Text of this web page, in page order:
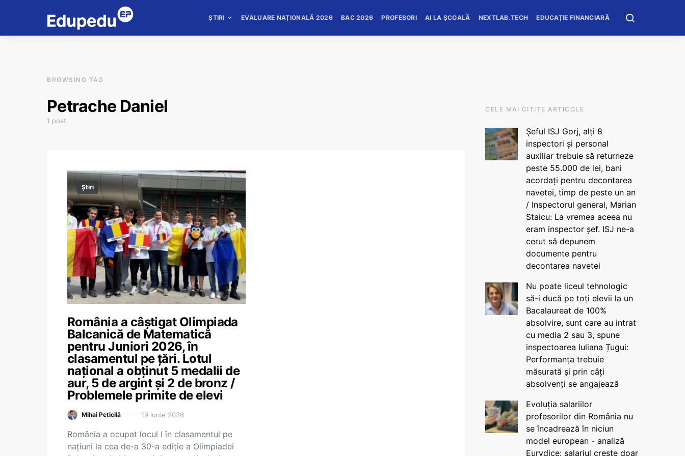
ȘTIRI EVALUARE NAȚIONALĂ 2026 BAC 2026 PROFESORI AI LA ȘCOALĂ NEXTLAB.TECH EDUCAȚIE FINANCIARĂ
BROWSING TAG
Petrache Daniel
1 post
Știri
România a câștigat Olimpiada
Balcanică de Matematică
pentru Juniori 2026, în
clasamentul pe țări. Lotul
național a obținut 5 medalii de
aur, 5 de argint și 2 de bronz /
Problemele primite de elevi
Mihai Peticilă 19 iunie 2026
România a ocupat locul I în clasamentul pe
națiuni la cea de-a 30-a ediție a Olimpiadei
CELE MAI CITITE ARTICOLE
Șeful ISJ Gorj, alți 8
inspectori și personal
auxiliar trebuie să returneze
peste 55.000 de lei, bani
acordați pentru decontarea
navetei, timp de peste un an
/ Inspectorul general, Marian
Staicu: La vremea aceea nu
eram inspector șef. ISJ ne-a
cerut să depunem
documente pentru
decontarea navetei
Nu poate liceul tehnologic
să-i ducă pe toți elevii la un
Bacalaureat de 100%
absolvire, sunt care au intrat
cu media 2 sau 3, spune
inspectoarea Iuliana Țugui:
Performanța trebuie
măsurată și prin câți
absolvenți se angajează
Evoluția salariilor
profesorilor din România nu
se încadrează în niciun
model european - analiză
Eurydice: salariul crește doar